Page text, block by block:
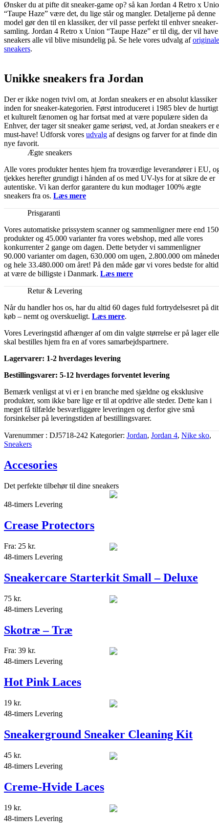
Ønsker du at pifte dit sneaker-game op? så kan Jordan 4 Retro x
“Taupe Haze” være det, du lige står og mangler. Detaljerne på denne
model gør den til en klassiker, der vil passe perfekt til enhver sneaker-
samling. Jordan 4 Retro x Union “Taupe Haze” er til dig, der vil have
sneakers alle vil blive misundelig på. Se hele vores udvalg aforiginale
sneakers.
Unikke sneakers fra Jordan
Der er ikke nogen tvivl om, at Jordan sneakers er en absolut klassiker
inden for sneaker-kategorien. Først introduceret i 1985 blev de hurtigt
et kulturelt fænomen og har fortsat med at være populære siden da
Enhver, der tager sit sneaker game seriøst, ved, at Jordan sneakers er
must-have! Udforsk vores udvalg af designs og farver for at finde din
nye favorit.
Ægte sneakers
Alle vores produkter hentes hjem fra troværdige leverandører i EU,
tjekkes herefter grundigt i hånden af os med UV-lys for at sikre de er
autentiske. Vi kan derfor garantere du kun modtager 100% ægte
sneakers fra os. Læs mere
Prisgaranti
Vores automatiske prissystem scanner og sammenligner mere end
produkter og 45.000 varianter fra vores webshop, med alle vores
konkurrenter 2 gange om dagen. Dette betyder vi sammenligner
90.000 varianter om dagen, 630.000 om ugen, 2.800.000 om
og hele 33.480.000 om året! På den måde gør vi vores bedste for
at være de billigste i Danmark. Læs mere
Retur & Levering
Når du handler hos os, har du altid 60 dages fuld fortrydelsesret på dit
køb – nemt og overskueligt. Læs mere.
Vores Leveringstid afhænger af om din valgte størrelse er på lager
skal bestilles hjem fra en af vores samarbejdspartnere.
Lagervarer: 1-2 hverdages levering
Bestillingsvarer: 5-12 hverdages forventet levering
Bemærk venligst at vi er i en branche med sjældne og eksklusive
produkter, som ikke bare lige er til at opdrive alle steder. Dette kan i
meget få tilfælde besværliggøre leveringen og derfor give små
forsinkelser på leveringstiden af bestillingsvarer.
Varenummer DJ5718-242 Kategorier Jordan, Jordan 4, Nike sko,
Sneakers
Accesories
Det perfekte tilbehør til dine sneakers
48-timers Levering
Crease Protectors
Fra: 25 kr.
48-timers Levering
Sneakercare Starterkit Small – Deluxe
75 kr.
48-timers Levering
Skotræ – Træ
Fra: 39 kr.
48-timers Levering
Hot Pink Laces
19 kr.
48-timers Levering
Sneakerground Sneaker Cleaning Kit
45 kr.
48-timers Levering
Creme-Hvide Laces
19 kr.
48-timers Levering